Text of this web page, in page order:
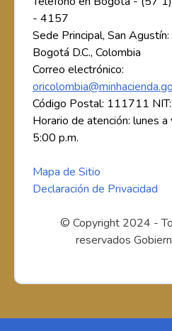
- 4157
Sede Principal, San
Bogotá D.C., Colombia
Correo electrónico:
Código Postal: 111711
Horario de atención: lunes a
5:00 p.m.
Mapa de Sitio
Declaración de Privacidad
© Copyright 2024 -
reservados